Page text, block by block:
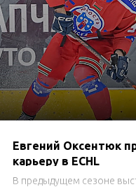
Евгений Оксентюк
карьеру в ECHL
В предыдущем сезоне